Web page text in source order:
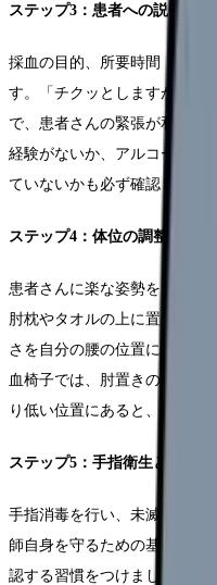
ステップ3：患者への説明と同
採血の目的、所要時間（通常
す。「チクッとしますが、す
で、患者さんの緊張が和らぎ
経験がないか、アルコールア
ていないかも必ず確認しまし
ステップ4：体位の調整
患者さんに楽な姿勢をとって
肘枕やタオルの上に置きます
さを自分の腰の位置に合わせ
血椅子では、肘置きの高さと
り低い位置にあると、静脈が
ステップ5：手指衛生と手袋装
手指消毒を行い、未滅菌手袋
師自身を守るための基本です
認する習慣をつけましょう。